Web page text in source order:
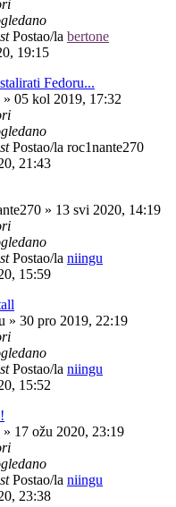
Postao/la bertone
19:15
Fedoru...
» 05 kol 2019, 17:32
Postao/la roc1nante270
21:43
» 13 svi 2020, 14:19
Postao/la niingu
15:59
» 30 pro 2019, 22:19
Postao/la niingu
15:52
» 17 ožu 2020, 23:19
Postao/la niingu
23:38